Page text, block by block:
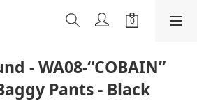
- WA08-“COBAIN”
Pants - Black